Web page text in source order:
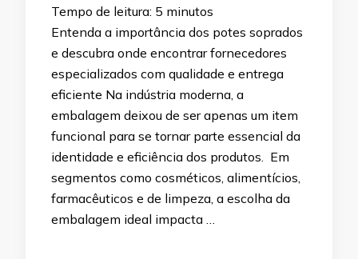
Tempo de leitura: 5 minutos
Entenda a importância dos potes soprados
e descubra onde encontrar fornecedores
especializados com qualidade e entrega
eficiente Na indústria moderna, a
embalagem deixou de ser apenas um item
funcional para se tornar parte essencial da
identidade e eficiência dos produtos. Em
segmentos como cosméticos, alimentícios,
farmacêuticos e de limpeza, a escolha da
embalagem ideal impacta …